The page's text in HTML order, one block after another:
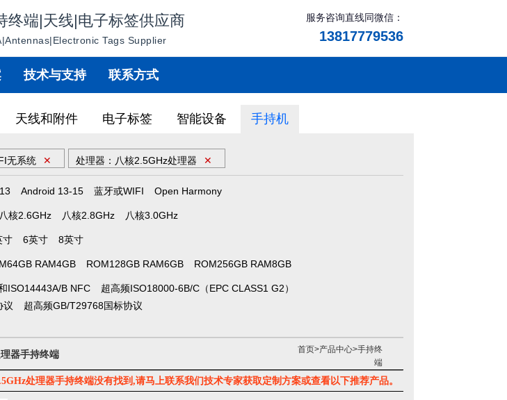
终端|天线|电子标签供应商
Tags Supplier
服务咨询直线同微信：
13817779536
技术与支持 联系方式
天线和附件 电子标签 智能设备 手持机
无系统 ✕ 处理器：八核2.5GHz处理器 ✕
Android 13-15 蓝牙或WIFI Open Harmony
八核2.6GHz 八核2.8GHz 八核3.0GHz
寸 6英寸 8英寸
RAM4GB ROM128GB RAM6GB ROM256GB RAM8GB
ISO14443A/B NFC
超高频ISO18000-6B/C（EPC CLASS1 G2）
议
超高频GB/T29768国标协议
器手持终端 首页>产品中心>手持终
端
处理器手持终端没有找到,请马上联系我们技术专家获取定制方案或查看以下推荐产品。